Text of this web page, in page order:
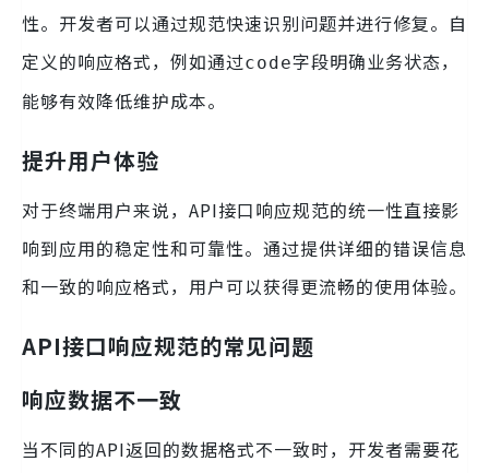
性。开发者可以通过规范快速识别问题并进行修复。自
定义的响应格式，例如通过code字段明确业务状态，
能够有效降低维护成本。
提升用户体验
对于终端用户来说，API接口响应规范的统一性直接影
响到应用的稳定性和可靠性。通过提供详细的错误信息
和一致的响应格式，用户可以获得更流畅的使用体验。
API接口响应规范的常见问题
响应数据不一致
当不同的API返回的数据格式不一致时，开发者需要花